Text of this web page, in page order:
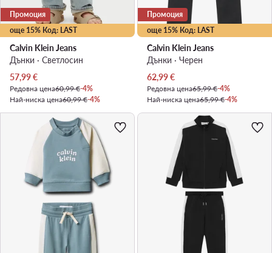
още 15% Код: LAST
Промоция
Calvin Klein Jeans
Дънки · Светлосин
Актуална цена
57,99€
Редовна цена60,99 €-4%
Най-ниска цена60,99 €-4%
още 15% Код: LAST
Промоция
Calvin Klein Jeans
Дънки · Черен
Актуална цена
62,99€
Редовна цена65,99 €-4%
Най-ниска цена65,99 €-4%